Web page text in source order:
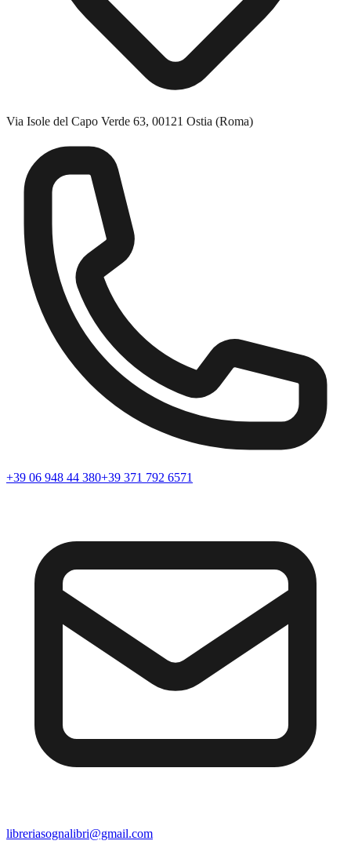
Via Isole del Capo Verde 63, 00121 Ostia (Roma)
+39 06 948 44 380+39 371 792 6571
libreriasognalibri@gmail.com